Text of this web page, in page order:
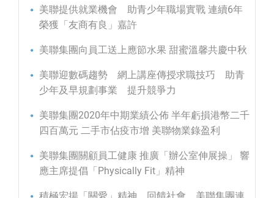
美聯提供就業機會 助青少年職場實戰 連續6年
榮獲「友商有良」嘉許
美聯集團向員工送上應節水果 甜蜜溫馨共慶中秋
美聯迎數碼趨勢 網上講座傳授求職技巧 助青
少年及早規劃事業 提升競爭力
美聯集團2020年中期業績公佈 半年虧損港幣二千
四百萬元 二手市佔疫市增 美聯物業錄盈利
美聯集團關顧員工健康 推廣「辦公室伸展操」 響
應主席提倡「Physically Fit」精神